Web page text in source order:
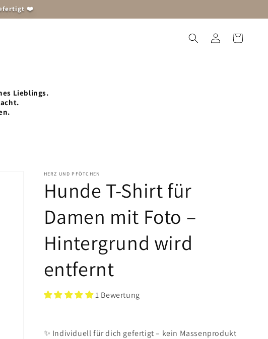
❤️
EinloggenWarenkorb
Lieblings.
HERZ UND PFÖTCHEN
Hunde T-Shirt für
Damen mit Foto –
Hintergrund wird
entfernt
1 Bewertung
✨ Individuell für dich gefertigt – kein Massenprodukt